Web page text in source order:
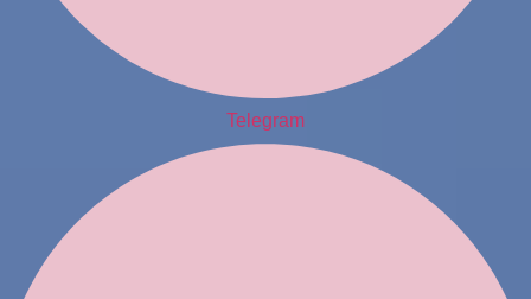
Telegram